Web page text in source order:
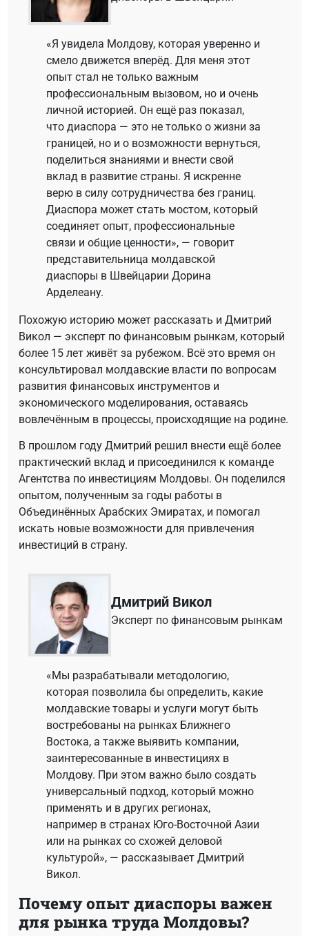
«Я увидела Молдову, которая уверенно и
смело движется вперёд. Для меня этот
опыт стал не только важным
профессиональным вызовом, но и очень
личной историей. Он ещё раз показал,
что диаспора — это не только о жизни за
границей, но и о возможности вернуться,
поделиться знаниями и внести свой
вклад в развитие страны. Я искренне
верю в силу сотрудничества без границ.
Диаспора может стать мостом, который
соединяет опыт, профессиональные
связи и общие ценности», — говорит
представительница молдавской
диаспоры в Швейцарии Дорина
Арделеану.
Похожую историю может рассказать и Дмитрий
Викол — эксперт по финансовым рынкам, который
более 15 лет живёт за рубежом. Всё это время он
консультировал молдавские власти по вопросам
развития финансовых инструментов и
экономического моделирования, оставаясь
вовлечённым в процессы, происходящие на родине.
В прошлом году Дмитрий решил внести ещё более
практический вклад и присоединился к команде
Агентства по инвестициям Молдовы. Он поделился
опытом, полученным за годы работы в
Объединённых Арабских Эмиратах, и помогал
искать новые возможности для привлечения
инвестиций в страну.
Дмитрий Викол
Эксперт по финансовым рынкам
«Мы разрабатывали методологию,
которая позволила бы определить, какие
молдавские товары и услуги могут быть
востребованы на рынках Ближнего
Востока, а также выявить компании,
заинтересованные в инвестициях в
Молдову. При этом важно было создать
универсальный подход, который можно
применять и в других регионах,
например в странах Юго-Восточной Азии
или на рынках со схожей деловой
культурой», — рассказывает Дмитрий
Викол.
Почему опыт диаспоры важен
для рынка труда Молдовы?